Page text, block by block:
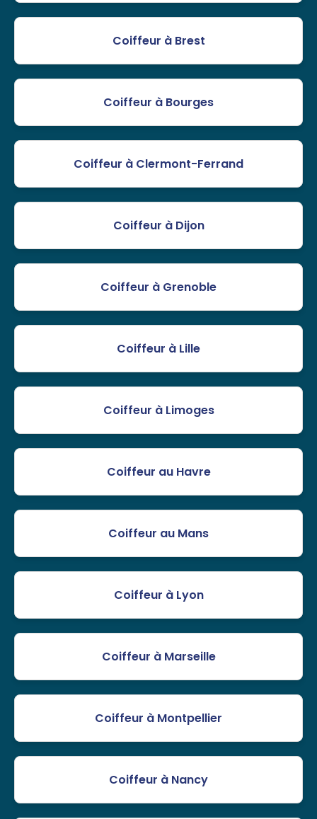
Coiffeur à Brest
Coiffeur à Bourges
Coiffeur à Clermont-Ferrand
Coiffeur à Dijon
Coiffeur à Grenoble
Coiffeur à Lille
Coiffeur à Limoges
Coiffeur au Havre
Coiffeur au Mans
Coiffeur à Lyon
Coiffeur à Marseille
Coiffeur à Montpellier
Coiffeur à Nancy